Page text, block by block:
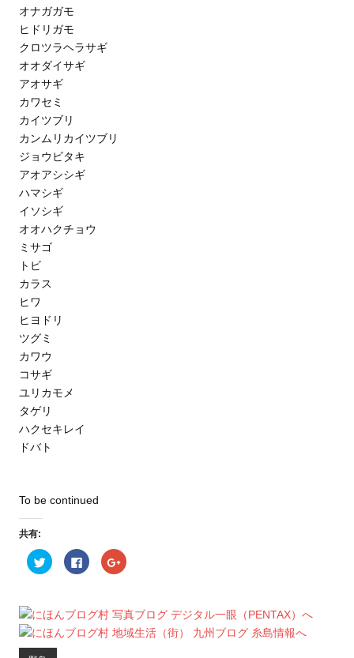
オナガガモ
ヒドリガモ
クロツラヘラサギ
オオダイサギ
アオサギ
カワセミ
カイツブリ
カンムリカイツブリ
ジョウビタキ
アオアシシギ
ハマシギ
イソシギ
オオハクチョウ
ミサゴ
トビ
カラス
ヒワ
ヒヨドリ
ツグミ
カワウ
コサギ
ユリカモメ
タゲリ
ハクセキレイ
ドバト
To be continued
共有:
ク
リ
T
i
F
a
o
で
ク
リ
て
G
o
o